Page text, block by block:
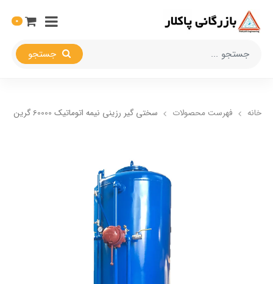
0
خانه فهرست محصولات سختی گیر رزینی نیمه اتوماتیک 60000 گرین